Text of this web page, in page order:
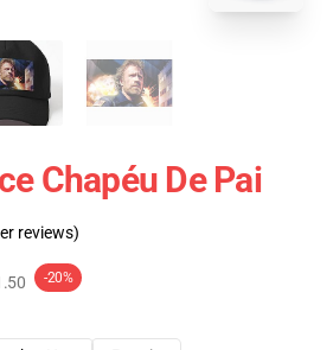
Chapéu De Pai
reviews)
-20%